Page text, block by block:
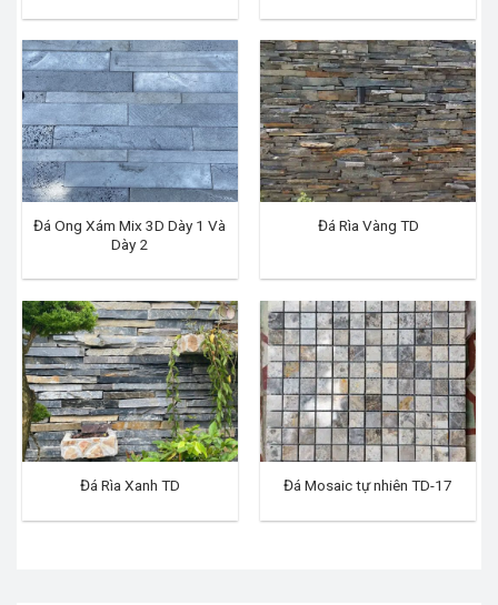
Đá Ong Xám Mix 3D Dày 1 Và
Dày 2
Đá Rìa Vàng TD
Đá Rìa Xanh TD Đá Mosaic tự nhiên TD-17